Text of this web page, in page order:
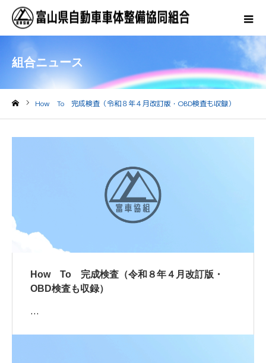
組合ニュース
How To 完成検査（令和８年４月改訂版・OBD検査も収録）
How To 完成検査（令和８年４月改訂版・
OBD検査も収録）
…